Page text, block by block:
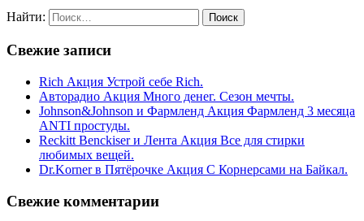
Найти:
Свежие записи
Rich Акция Устрой себе Rich.
Авторадио Акция Много денег. Сезон мечты.
Johnson&Johnson и Фармленд Акция Фармленд 3 месяца
ANTI простуды.
Reckitt Benckiser и Лента Акция Все для стирки
любимых вещей.
Dr.Korner в Пятёрочке Акция С Корнерсами на Байкал.
Свежие комментарии